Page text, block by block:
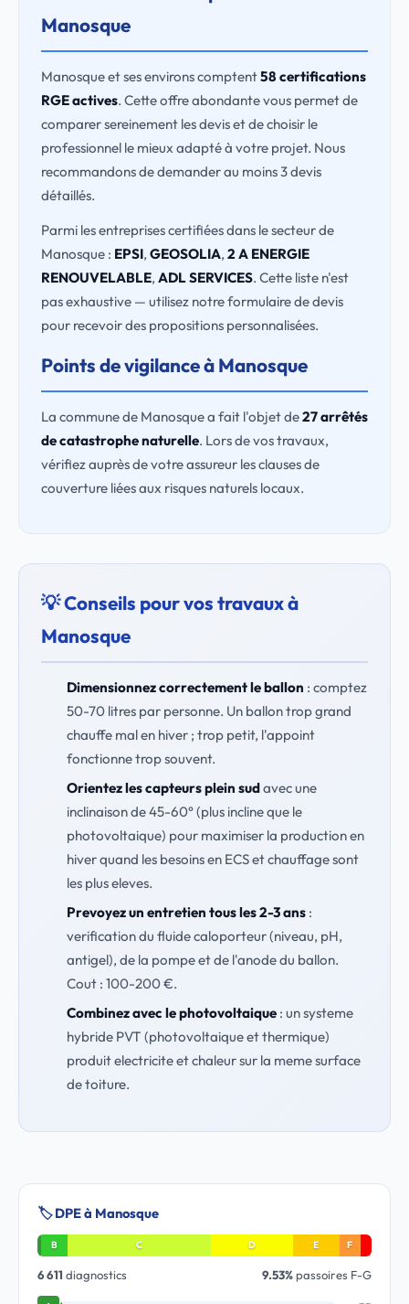
Manosque
Manosque et ses environs comptent58 certifications
RGE actives. Cette offre abondante vous permet de
comparer sereinement les devis et de choisir le
professionnel le mieux adapté à votre projet. Nous
recommandons de demander au moins 3 devis
détaillés.
Parmi les entreprises certifiées dans le secteur de
Manosque : EPSI, GEOSOLIA, 2 A ENERGIE
RENOUVELABLE, ADL SERVICES. Cette liste n'est
pas exhaustive — utilisez notre formulaire de devis
pour recevoir des propositions personnalisées.
Points de vigilance à Manosque
La commune de Manosque a fait l'objet de27 arrêtés
de catastrophe naturelle. Lors de vos travaux,
vérifiez auprès de votre assureur les clauses de
couverture liées aux risques naturels locaux.
💡 Conseils pour vos travaux à
Manosque
Dimensionnez correctement le ballon : comptez
50-70 litres par personne. Un ballon trop grand
chauffe mal en hiver ; trop petit, l'appoint
fonctionne trop souvent.
Orientez les capteurs plein sudavec une
inclinaison de 45-60° (plus incline que le
photovoltaique) pour maximiser la production en
hiver quand les besoins en ECS et chauffage sont
les plus eleves.
Prevoyez un entretien tous les 2-3 ans:
verification du fluide caloporteur (niveau, pH,
antigel), de la pompe et de l'anode du ballon.
Cout : 100-200 €.
Combinez avec le photovoltaique: un systeme
hybride PVT (photovoltaique et thermique)
produit electricite et chaleur sur la meme surface
de toiture.
🏷️ DPE à Manosque
B C D E F
6 611 diagnostics 9.53%passoires F-G